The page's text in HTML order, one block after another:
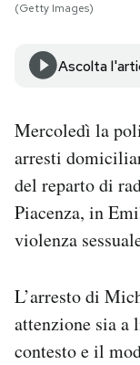
SHOP
CALENDARIO
AREA
Newsletter
Notifiche
Regala il Post
Esci
(Getty Images)
Ascolta
Mercoledì la
arresti
del reparto di
Piacenza, in
violenza
L’arresto di
attenzione sia a
contesto e il